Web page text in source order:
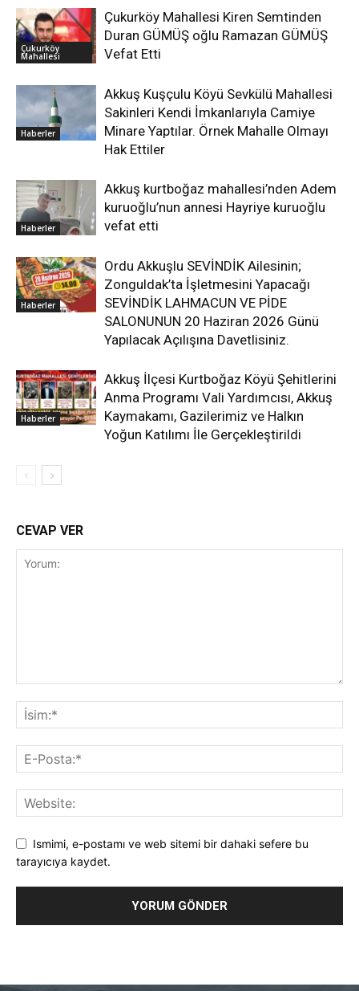
Çukurköy
Mahallesi
Çukurköy Mahallesi Kiren Semtinden
Duran GÜMÜŞ oğlu Ramazan GÜMÜŞ
Vefat Etti
Haberler
Akkuş Kuşçulu Köyü Sevkülü Mahallesi
Sakinleri Kendi İmkanlarıyla Camiye
Minare Yaptılar. Örnek Mahalle Olmayı
Hak Ettiler
Haberler
Akkuş kurtboğaz mahallesi’nden Adem
kuruoğlu’nun annesi Hayriye kuruoğlu
vefat etti
Haberler
Ordu Akkuşlu SEVİNDİK Ailesinin;
Zonguldak’ta İşletmesini Yapacağı
SEVİNDİK LAHMACUN VE PİDE
SALONUNUN 20 Haziran 2026 Günü
Yapılacak Açılışına Davetlisiniz.
Haberler
Akkuş İlçesi Kurtboğaz Köyü Şehitlerini
Anma Programı Vali Yardımcısı, Akkuş
Kaymakamı, Gazilerimiz ve Halkın
Yoğun Katılımı İle Gerçekleştirildi
CEVAP VER
Ismimi, e-postamı ve web sitemi bir dahaki sefere bu
tarayıcıya kaydet.